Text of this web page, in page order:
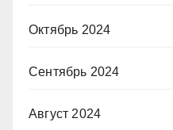
Октябрь 2024
Сентябрь 2024
Август 2024